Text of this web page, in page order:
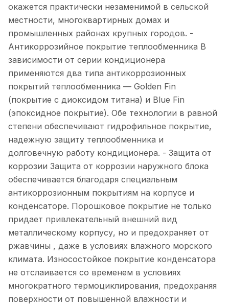
окажется практически незаменимой в сельской
местности, многоквартирных домах и
промышленных районах крупных городов. -
Антикоррозийное покрытие теплообменника В
зависимости от серии кондиционера
применяются два типа антикоррозионных
покрытий теплообменника — Golden Fin
(покрытие с диоксидом титана) и Blue Fin
(эпоксидное покрытие). Обе технологии в равной
степени обеспечивают гидрофильное покрытие,
надежную защиту теплообменника и
долговечную работу кондиционера. - Защита от
коррозии Защита от коррозии наружного блока
обеспечивается благодаря специальным
антикоррозионным покрытиям на корпусе и
конденсаторе. Порошковое покрытие не только
придает привлекательный внешний вид
металлическому корпусу, но и предохраняет от
ржавчины , даже в условиях влажного морского
климата. Износостойкое покрытие конденсатора
не отслаивается со временем в условиях
многократного термоциклирования, предохраняя
поверхности от повышенной влажности и